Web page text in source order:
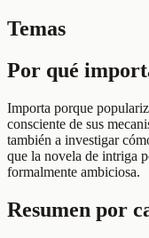
Temas
Por qué
Importa porque
consciente de sus
también a investigar
que la novela de intriga
formalmente ambiciosa.
Resumen por